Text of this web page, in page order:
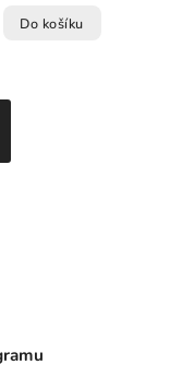
Do košíku